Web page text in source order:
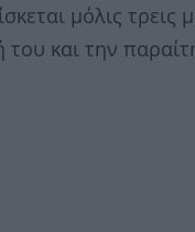
μόλις
του και την